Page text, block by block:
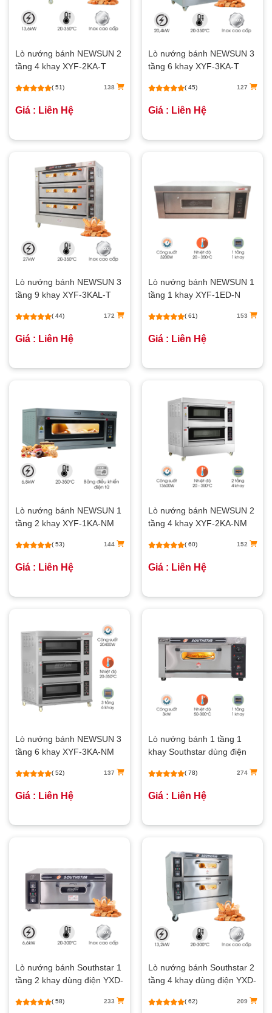
Lò nướng bánh NEWSUN 2
tầng 4 khay XYF-2KA-T
( 51) 138
Giá : Liên Hệ
Lò nướng bánh NEWSUN 3
tầng 6 khay XYF-3KA-T
( 45) 127
Giá : Liên Hệ
Lò nướng bánh NEWSUN 3
tầng 9 khay XYF-3KAL-T
( 44) 172
Giá : Liên Hệ
Lò nướng bánh NEWSUN 1
tầng 1 khay XYF-1ED-N
( 61) 153
Giá : Liên Hệ
Lò nướng bánh NEWSUN 1
tầng 2 khay XYF-1KA-NM
( 53) 144
Giá : Liên Hệ
Lò nướng bánh NEWSUN 2
tầng 4 khay XYF-2KA-NM
( 60) 152
Giá : Liên Hệ
Lò nướng bánh NEWSUN 3
tầng 6 khay XYF-3KA-NM
( 52) 137
Giá : Liên Hệ
Lò nướng bánh 1 tầng 1
khay Southstar dùng điện
( 78) 274
Giá : Liên Hệ
Lò nướng bánh Southstar 1
tầng 2 khay dùng điện YXD-
( 58) 233
Lò nướng bánh Southstar 2
tầng 4 khay dùng điện YXD-
( 62) 209